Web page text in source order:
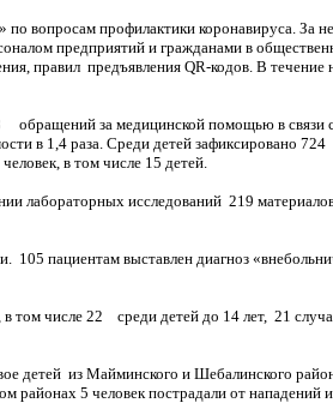
по вопросам профилактики коронавируса. За
предприятий и гражданами в
правил предъявления QR-кодов. В
обращений за медицинской помощью в
в 1,4 раза. Среди детей зафиксировано
в том числе 15 детей.
лабораторных исследований 219
пациентам выставлен диагноз
числе 22 среди детей до 14 лет, 21
детей из Майминского и Шебалинского
районах 5 человек пострадали от нападений